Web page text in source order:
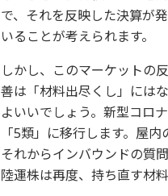
で、それを反映した決算が
いることが考えられます。
しかし、このマーケットの
善は「材料出尽くし」には
よいいでしょう。新型コロ
「5類」に移行します。屋
それからインバウンドの質
陸運株は再度、持ち直す材